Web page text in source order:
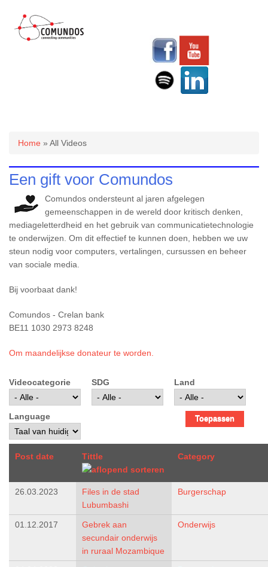
U bent hier
Home » All Videos
Een gift voor Comundos
Comundos ondersteunt al jaren afgelegen
gemeenschappen in de wereld door kritisch denken,
mediageletterdheid en het gebruik van communicatietechnologie
te onderwijzen. Om dit effectief te kunnen doen, hebben we uw
steun nodig voor computers, vertalingen, cursussen en beheer
van sociale media.
Bij voorbaat dank!
Comundos - Crelan bank
BE11 1030 2973 8248
Om maandelijkse donateur te worden.
Videocategorie SDG Land
Language
Post date Tittle Category
26.03.2023
Files in de stad
Lubumbashi
Burgerschap
01.12.2017
Gebrek aan
secundair onderwijs
in ruraal Mozambique
Onderwijs